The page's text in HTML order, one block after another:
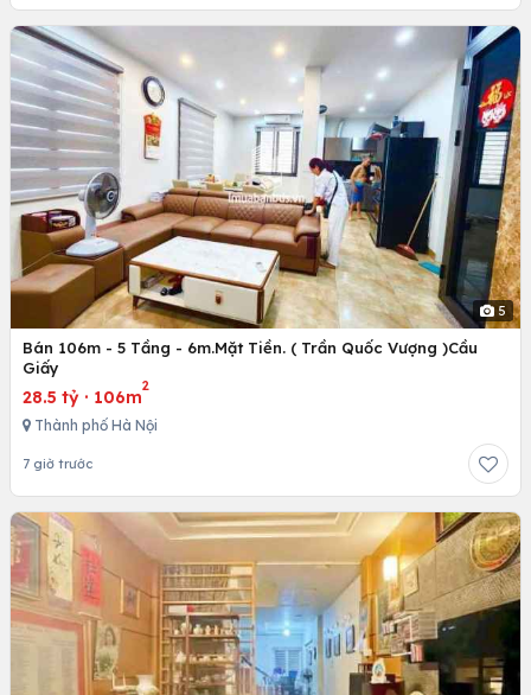
5
Bán 106m - 5 Tầng - 6m.Mặt Tiền. ( Trần Quốc Vượng )Cầu
Giấy
28.5 tỷ · 106m
2
Thành phố Hà Nội
7 giờ trước